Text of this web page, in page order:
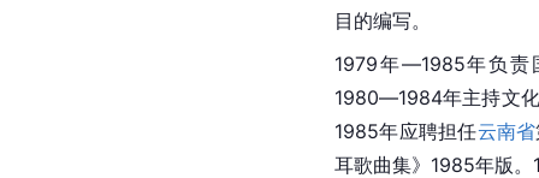
目的编写。
1979年―1985年负责
1980―1984年主持文
1985年应聘担任云南省
耳歌曲集》1985年版